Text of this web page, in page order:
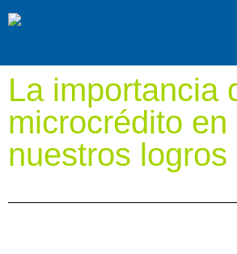
La importancia
microcrédito en
nuestros logros